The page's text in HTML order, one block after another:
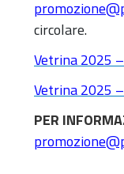
circolare.
Vetrina 2025
Vetrina 2025
PER